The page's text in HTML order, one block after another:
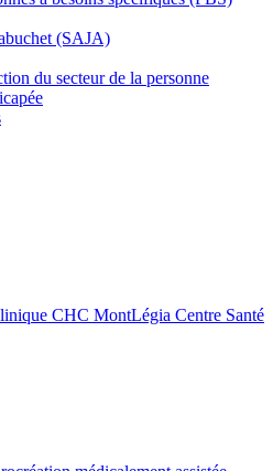
(SAJA)
du secteur de la personne
CHC MontLégia Centre Santé